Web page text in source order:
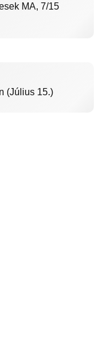
MA, 7/15
(Július 15.)